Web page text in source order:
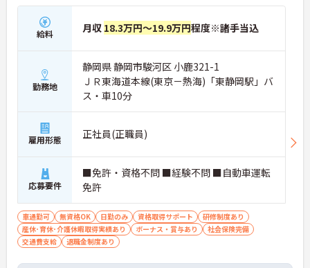
給料 月収 18.3万円～19.9万円程度※諸手当込
勤務地
静岡県 静岡市駿河区 小鹿321-1
ＪＲ東海道本線(東京－熱海)「東静岡駅」バ
ス・車10分
雇用形態 正社員(正職員)
応募要件
■免許・資格不問 ■経験不問 ■自動車運転
免許
車通勤可 無資格OK 日勤のみ 資格取得サポート
研修制度あり
産休･育休･介護休暇取得実績あり
ボーナス・賞与あり
社会保険完備
交通費支給
退職金制度あり